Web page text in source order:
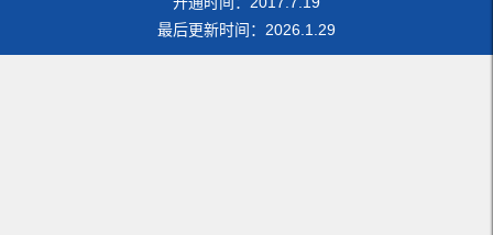
最后更新时间： 2026 1 29